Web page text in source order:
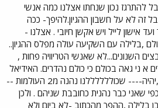
להתרגז נכון שנחתו אצלנו כמה אנשי
זה לא על חשבון ההגיון.להיפך- ככה
אישון לייל ויש אקשן חיובי . אצלנו -
,בלילה עם השקיעה עולה מפלס ההגיון..
השנונים...לא שאנשי הטריוויה פחות ,
א ני גאה בכולם כי כולם נהדרים. האידיאל
שלי ,עננת חביבה ,יהיה---- שכוללללללנו נהנה מ2 העולמות --
כפי שאני כבר נהנית כחובבת שניהם . ולכן
בלילה ,ההפך מהכתוב -לא ביום ולא